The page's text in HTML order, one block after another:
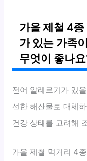
가을 제철 4종
가 있는 가족
무엇이 좋나
전어 알레르기가 있
선한 해산물로 대체
건강 상태를 고려해
가을 제철 먹거리 4